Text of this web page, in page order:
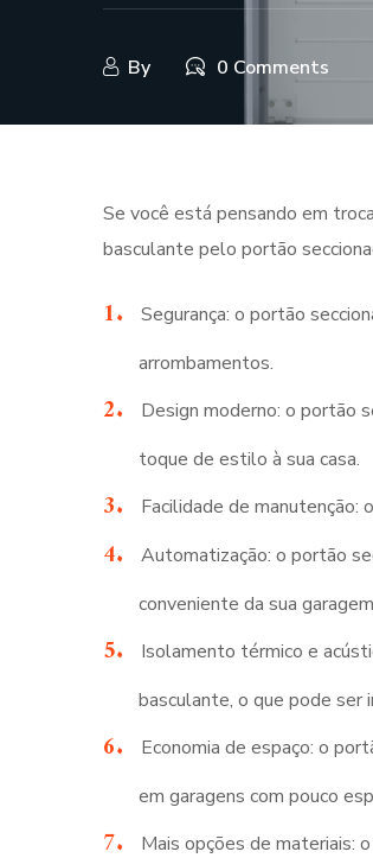
By 0 Comments
Se você está pensando em
basculante pelo portão
Segurança: o portão
arrombamentos.
Design moderno: o portão
toque de estilo à sua casa.
Facilidade de manutenção:
Automatização: o portão
conveniente da sua
Isolamento térmico e
basculante, o que pode ser
Economia de espaço: o
em garagens com pouco
Mais opções de materiais: